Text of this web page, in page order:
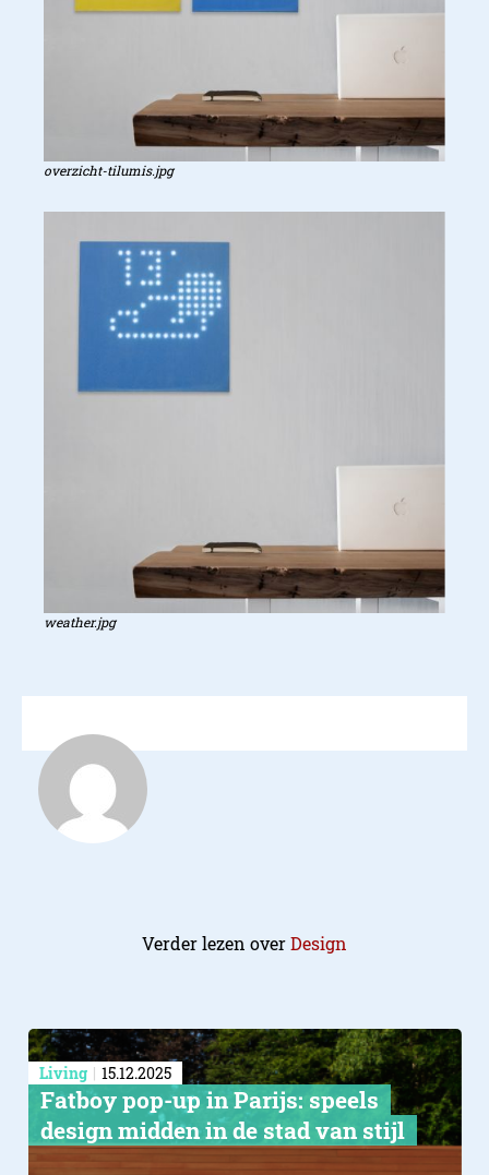
overzicht-tilumis.jpg
weather.jpg
Verder lezen overDesign
Living 15.12.2025
Fatboy pop-up in Parijs: speels
design midden in de stad van stijl